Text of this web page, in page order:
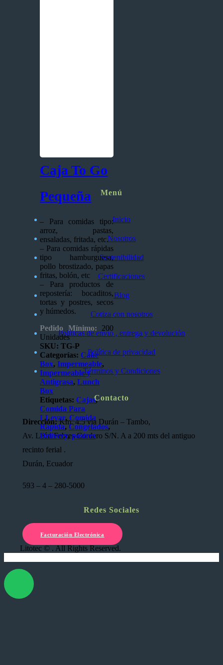
Caja To Go
Pequeña
– Para comidas tipo:
arroz, pastas,
ensaladas, fritada, etc.
– Para comidas rápidas
tipo hamburguesa,
pollo brostizado, papas
fritas, bolón, etc
– Para productos de
repostería: bocaditos,
tortas y postres, secos
y húmedos.
Pedido Mínimo: 200
Unidades
SKU:TG-P
Categorías:Cake
Box,Impermeable,
Impermeable y
Antigrasa,Lunch
Box
Etiquetas:Cajas,
Comida Para
LLevar,Comida
Rapida,Congelados,
Delivery,postres
Menú
Inicio
Nosotros
Sostenibilidad
Certificaciones
Blog
Cotiza con nosotros
Políticas de envío , entrega y devolución
Política de privacidad
Términos y Condiciones
Contacto
Dirección:Km. 4.5 vía Durán – Tambo,
Av. León Febres Cordero S/N. A a 200 mts del antiguo
recinto ferial .
Durán, Ecuador
593 – 4 – 280-5000
Redes Sociales
Facturación Electrónica
Litotec © . All Rights Reserved.